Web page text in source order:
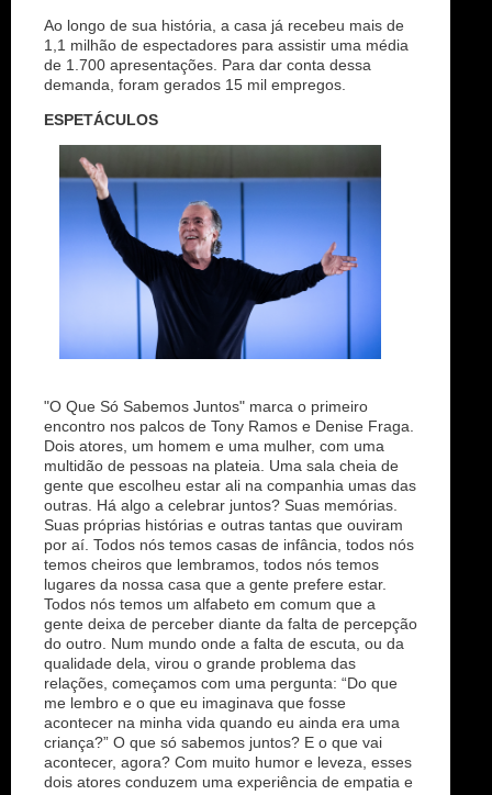
Ao longo de sua história, a casa já recebeu mais de
1,1 milhão de espectadores para assistir uma média
de 1.700 apresentações. Para dar conta dessa
demanda, foram gerados 15 mil empregos.
ESPETÁCULOS
"O Que Só Sabemos Juntos" marca o primeiro
encontro nos palcos de Tony Ramos e Denise Fraga.
Dois atores, um homem e uma mulher, com uma
multidão de pessoas na plateia. Uma sala cheia de
gente que escolheu estar ali na companhia umas das
outras. Há algo a celebrar juntos? Suas memórias.
Suas próprias histórias e outras tantas que ouviram
por aí. Todos nós temos casas de infância, todos nós
temos cheiros que lembramos, todos nós temos
lugares da nossa casa que a gente prefere estar.
Todos nós temos um alfabeto em comum que a
gente deixa de perceber diante da falta de percepção
do outro. Num mundo onde a falta de escuta, ou da
qualidade dela, virou o grande problema das
relações, começamos com uma pergunta: “Do que
me lembro e o que eu imaginava que fosse
acontecer na minha vida quando eu ainda era uma
criança?” O que só sabemos juntos? E o que vai
acontecer, agora? Com muito humor e leveza, esses
dois atores conduzem uma experiência de empatia e